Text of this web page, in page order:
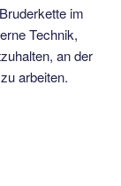
im
Technik,
an der
arbeiten.